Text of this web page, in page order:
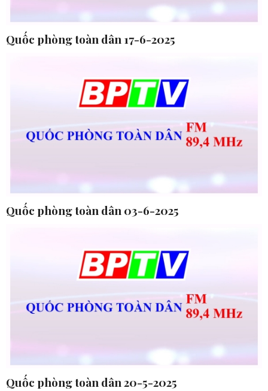
Quốc phòng toàn dân 17-6-2025
Quốc phòng toàn dân 03-6-2025
Quốc phòng toàn dân 20-5-2025